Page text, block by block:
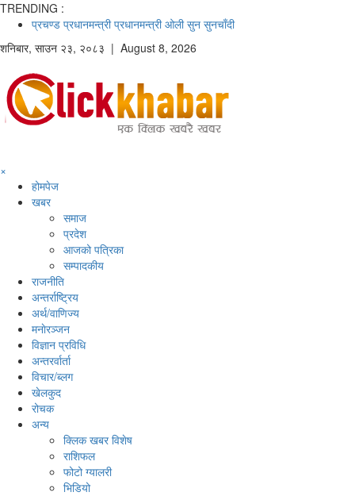
TRENDING :
प्रचण्ड प्रधानमन्त्री प्रधानमन्त्री ओली सुन सुनचाँदी
शनिबार, साउन २३, २०८३ | August 8, 2026
×
होमपेज
खबर
समाज
प्रदेश
आजको पत्रिका
सम्पादकीय
राजनीति
अन्तर्राष्ट्रिय
अर्थ/वाणिज्य
मनाेरञ्जन
विज्ञान प्रविधि
अन्तरर्वार्ता
विचार/ब्लग
खेलकुद
रोचक
अन्य
क्लिक खबर विशेष
राशिफल
फोटो ग्यालरी
भिडियो